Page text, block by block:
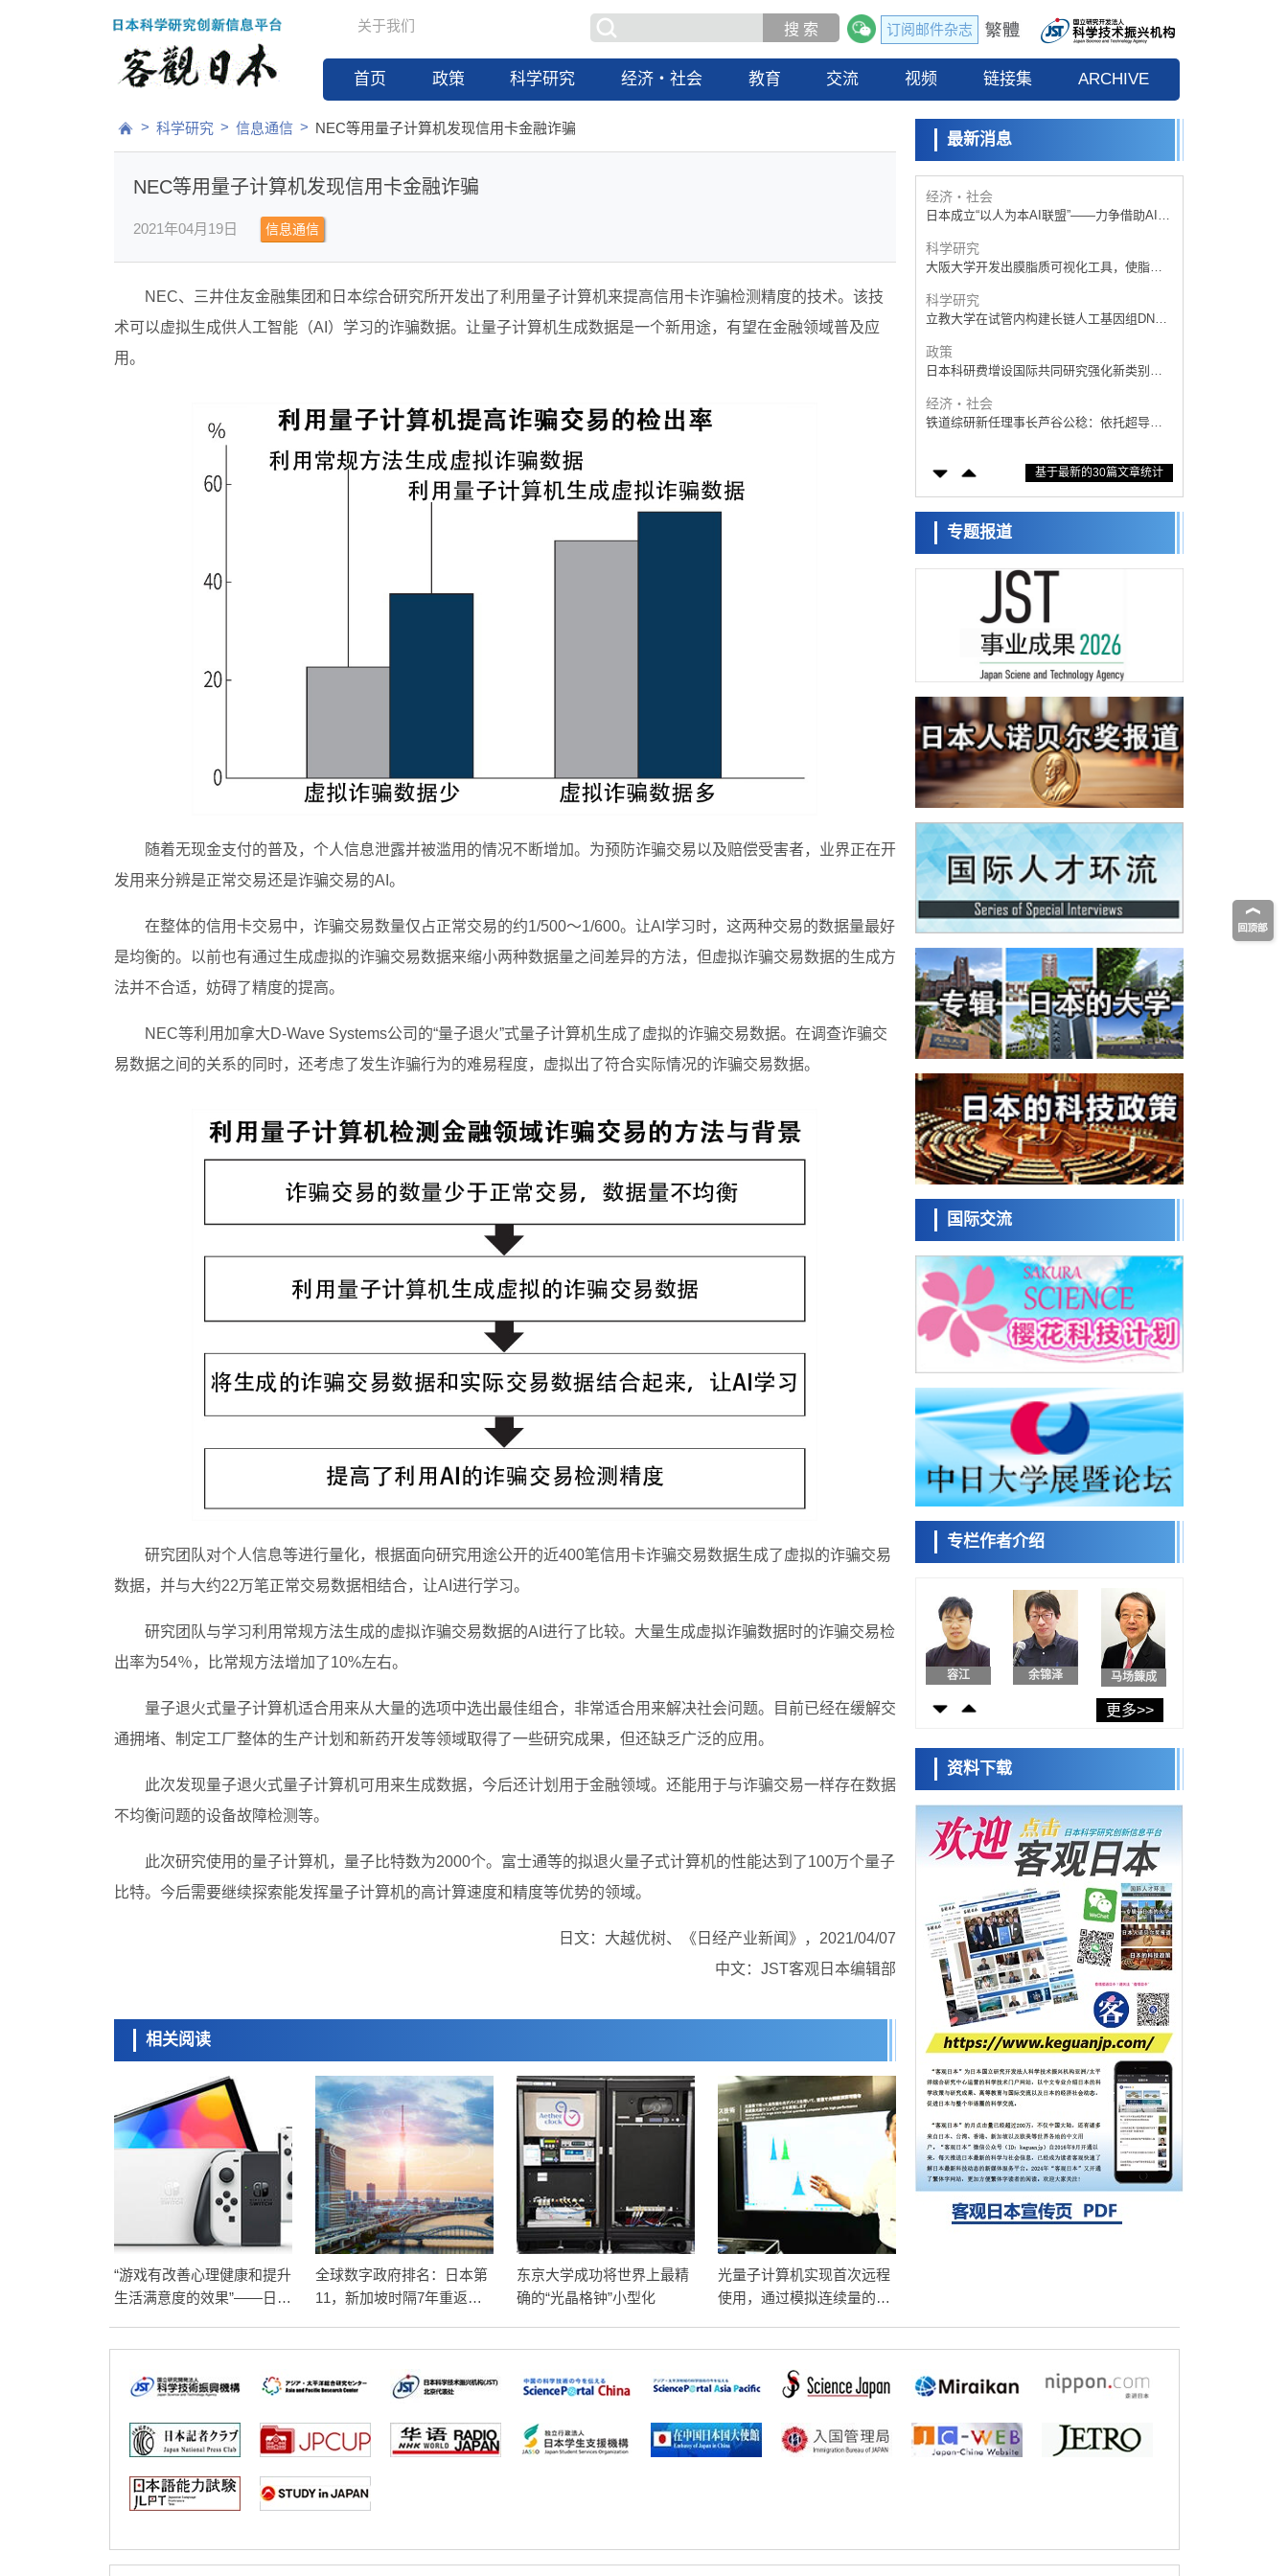
关于我们
首页 政策 科学研究 经济・社会 教育 交流 视频 链接集 ARCHIVE
订阅邮件杂志
> 科学研究 > 信息通信 > NEC等用量子计算机发现信用卡金融诈骗
NEC等用量子计算机发现信用卡金融诈骗
2021年04月19日 信息通信
NEC、三井住友金融集团和日本综合研究所开发出了利用量子计算机来提高信用卡诈骗检测精度的技术。该技
术可以虚拟生成供人工智能（AI）学习的诈骗数据。让量子计算机生成数据是一个新用途，有望在金融领域普及应
用。
随着无现金支付的普及，个人信息泄露并被滥用的情况不断增加。为预防诈骗交易以及赔偿受害者，业界正在开
发用来分辨是正常交易还是诈骗交易的AI。
在整体的信用卡交易中，诈骗交易数量仅占正常交易的约1/500～1/600。让AI学习时，这两种交易的数据量最好
是均衡的。以前也有通过生成虚拟的诈骗交易数据来缩小两种数据量之间差异的方法，但虚拟诈骗交易数据的生成方
法并不合适，妨碍了精度的提高。
NEC等利用加拿大D-Wave Systems公司的“量子退火”式量子计算机生成了虚拟的诈骗交易数据。在调查诈骗交
易数据之间的关系的同时，还考虑了发生诈骗行为的难易程度，虚拟出了符合实际情况的诈骗交易数据。
研究团队对个人信息等进行量化，根据面向研究用途公开的近400笔信用卡诈骗交易数据生成了虚拟的诈骗交易
数据，并与大约22万笔正常交易数据相结合，让AI进行学习。
研究团队与学习利用常规方法生成的虚拟诈骗交易数据的AI进行了比较。大量生成虚拟诈骗数据时的诈骗交易检
出率为54％，比常规方法增加了10%左右。
量子退火式量子计算机适合用来从大量的选项中选出最佳组合，非常适合用来解决社会问题。目前已经在缓解交
通拥堵、制定工厂整体的生产计划和新药开发等领域取得了一些研究成果，但还缺乏广泛的应用。
此次发现量子退火式量子计算机可用来生成数据，今后还计划用于金融领域。还能用于与诈骗交易一样存在数据
不均衡问题的设备故障检测等。
此次研究使用的量子计算机，量子比特数为2000个。富士通等的拟退火量子式计算机的性能达到了100万个量子
比特。今后需要继续探索能发挥量子计算机的高计算速度和精度等优势的领域。
日文：大越优树、《日经产业新闻》，2021/04/07
中文：JST客观日本编辑部
相关阅读
“游戏有改善心理健康和提升
生活满意度的效果”——日本
全球数字政府排名：日本第
11，新加坡时隔7年重返榜
东京大学成功将世界上最精
确的“光晶格钟”小型化
光量子计算机实现首次远程
使用，通过模拟连续量的光
最新消息
政策
日本科研费增设国际共同研究强化新类别，
促进青年研究人员赴海外开展研究
用于量子计算机
科学研究
开发出300亿年仅误差1秒的光晶格钟，构建
网络将其打造为下一代社会基础设施
经济・社会
日本成立“以人为本AI联盟”——力争借助AI拓
科学研究
大阪大学开发出膜脂质可视化工具，使脂质
科学研究
立教大学在试管内构建长链人工基因组DNA
工细胞
政策
日本科研费增设国际共同研究强化新类别，
经济・社会
铁道综研新任理事长芦谷公稔：依托超导和
东京大学通过叶绿体基因组编辑技术强化碳
藤田医科大学等成功鉴定出非结核分枝杆菌
生存的必需基因，首次揭示该基因的必要性
经济・社会
【AI法下篇】如何应对AI的不可控性——中
央大学平野晋教授专访
日本学术会议：为保持土壤健康应采取哪些
措施？探讨土壤保护与强化的具体对策
大阪大学开发基于水氢键网络的温度预测新
方法，AI从分子排列信息中高精度解读
经济・社会
【AI法上篇】如何对“将人生交给AI”保持危机
感——中央大学平野晋教授专访
科学研究
庆应义塾大学阐明脑内“游击手”小胶质细胞包
裹保护受损神经细胞的机制，有望用于开发
阿尔茨海默病等疾病疗法
日本东北大学与横滨橡胶全球首次从纳米尺
度揭示橡胶—黄铜粘接界面劣化抑制机制，
为提升轮胎安全性与耐久性的材料设计开辟
道路
科学研究
近畿大学等发现植物染料“日本茜”的红色成分
可抑制老化与炎症，有望成为新型功能性材
料
科学研究
法，利用超小型GAD67启动子抑制发作
科学研究
九州大学揭示夜间眼压升高机制：两种激素
波动叠加所致
科学研究
东京都产技研采用新手法开发出可稳定工作
至300℃的介电材料，已验证电容器可在汽车
发动机等高温环境下工作
经济・社会
日本生成式AI使用者占比一年内翻倍，但与
中美德仍有较大差距
政策
日本修订首都直下型地震紧急对策：目标为
死亡人数至少减半，重点强化火灾防控
科学研究
福井大学发现细胞记忆过往并抑制反应的机
制，阐明即便DNA相同反应迥异之谜
科学研究
安全性，在转移性尿路上皮癌患者中开展临
床试验
政策
日本发布《令和8年版科学技术与创新白皮
书》，解读第七期基本计划首年度政策方向
科学研究
东京大学发现可诱导细胞死亡的新型信使物
质
科学研究
东京都健康长寿医疗中心跨器官揭示衰老过
程中的糖链变化
科学研究
产总研无需石油利用松脂制备石墨前驱体，
可作为电池电极材料
科学研究
东京大学和海上保安厅等发现南海海槽沿线
政策
日本第2次医疗研究开发调整费，根据一线实
科学研究
千叶大学鉴定出导致难治性疾病“肺高血压症”
恶化的蛋白质“MYL9/12”，会引发血管结构恶
化科学研究
京都大学高效生成光的构成单元“光子”，可应
用于量子计算机
开发出300亿年仅误差1秒的光晶格钟，构建
经济・社会
日本成立“以人为本AI联盟”——力争借助AI拓
展社会公众创造力，依托产学合作推进研发
大阪大学开发出膜脂质可视化工具，使脂质
探针的高效开发成为可能
科学研究
立教大学在试管内构建长链人工基因组DNA
自我复制系统，有望实现携带大量基因的人
工细胞
政策
日本科研费增设国际共同研究强化新类别，
促进青年研究人员赴海外开展研究
科学研究
京都大学高效生成光的构成单元“光子”，可应
用于量子计算机
科学研究
开发出300亿年仅误差1秒的光晶格钟，构建
网络将其打造为下一代社会基础设施
经济・社会
日本成立“以人为本AI联盟”——力争借助AI拓
展社会公众创造力，依托产学合作推进研发
科学研究
大阪大学开发出膜脂质可视化工具，使脂质
探针的高效开发成为可能
科学研究
立教大学在试管内构建长链人工基因组DNA
自我复制系统，有望实现携带大量基因的人
工细胞
基于最新的30篇文章统计
专题报道
国际交流
专栏作者介绍
日本科学未
来馆 科学交
流员
小岩井忠道 泷川 进
容江 余锦泽 马场錬成
日本科学未
流员
泷川 进 戴维
更多>>
资料下载